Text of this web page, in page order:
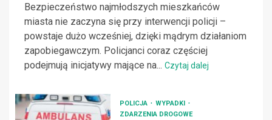
Bezpieczeństwo najmłodszych mieszkańców
miasta nie zaczyna się przy interwencji policji –
powstaje dużo wcześniej, dzięki mądrym działaniom
zapobiegawczym. Policjanci coraz częściej
podejmują inicjatywy mające na... Czytaj dalej
POLICJA
WYPADKI
ZDARZENIA DROGOWE